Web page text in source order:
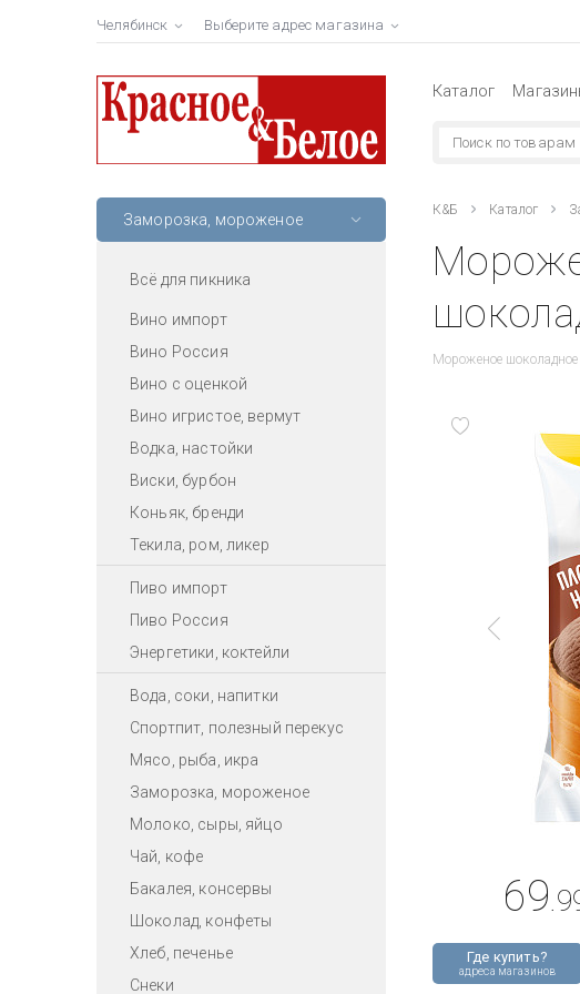
Челябинск Выберите адрес магазина
Каталог
Заморозка, мороженое
Всё для пикника
Вино импорт
Вино Россия
Вино с оценкой
Вино игристое, вермут
Водка, настойки
Виски, бурбон
Коньяк, бренди
Текила, ром, ликер
Пиво импорт
Пиво Россия
Энергетики, коктейли
Вода, соки, напитки
Спортпит, полезный перекус
Мясо, рыба, икра
Заморозка, мороженое
Молоко, сыры, яйцо
Чай, кофе
Бакалея, консервы
Шоколад, конфеты
Хлеб, печенье
Снеки
К&Б Каталог
Мороженое
Где купить?
адреса магазинов
69